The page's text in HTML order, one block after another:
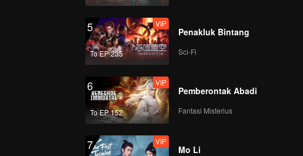
5
To EP 235
VIP
Penakluk Bintang
Sci-Fi
6
To EP 152
VIP
Pemberontak Abadi
Fantasi Misterius
7 VIP
Mo Li